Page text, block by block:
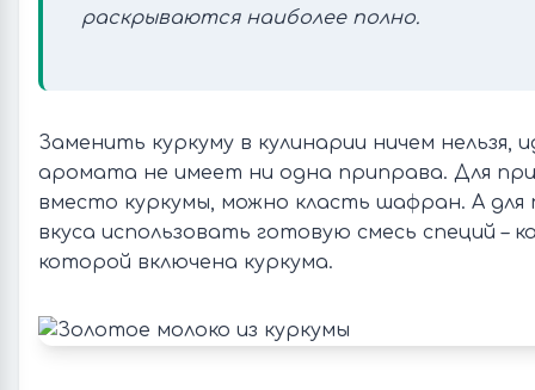
раскрываются наиболее полно.
Заменить куркуму в кулинарии ничем нельзя,
аромата не имеет ни одна приправа. Для
вместо куркумы, можно класть шафран. А
вкуса использовать готовую смесь специй –
которой включена куркума.